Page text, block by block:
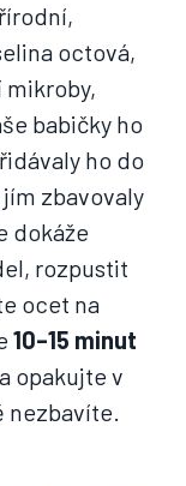
octová,
mikroby,
babičky ho
ho do
zbavovaly
dokáže
rozpustit
ocet na
10–15 minut
opakujte v
nezbavíte.